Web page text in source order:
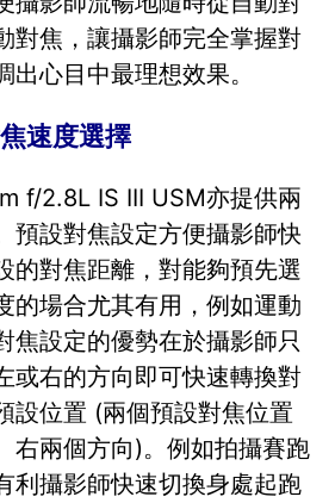
對焦，讓攝影師完全掌握對
出心目中最理想效果。
速度選擇
f/2.8L IS III USM亦提供兩
預設對焦設定方便攝影師快
的對焦距離，對能夠預先選
的場合尤其有用，例如運動
焦設定的優勢在於攝影師只
或右的方向即可快速轉換對
設位置 (兩個預設對焦位置
右兩個方向)。例如拍攝賽跑
利攝影師快速切換身處起跑